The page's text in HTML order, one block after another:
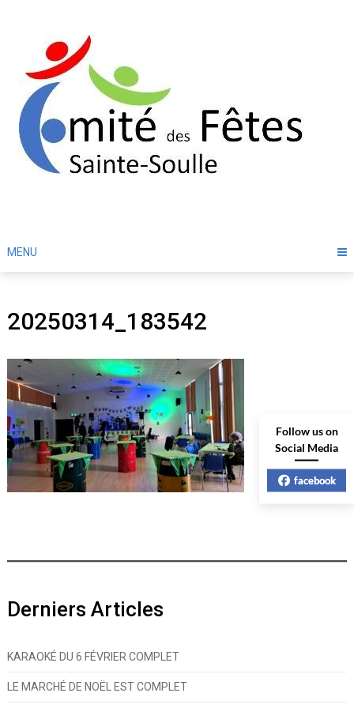
MENU
20250314_183542
Derniers Articles
KARAOKÉ DU 6 FÉVRIER COMPLET
LE MARCHÉ DE NOËL EST COMPLET
Follow us on
Social Media
facebook